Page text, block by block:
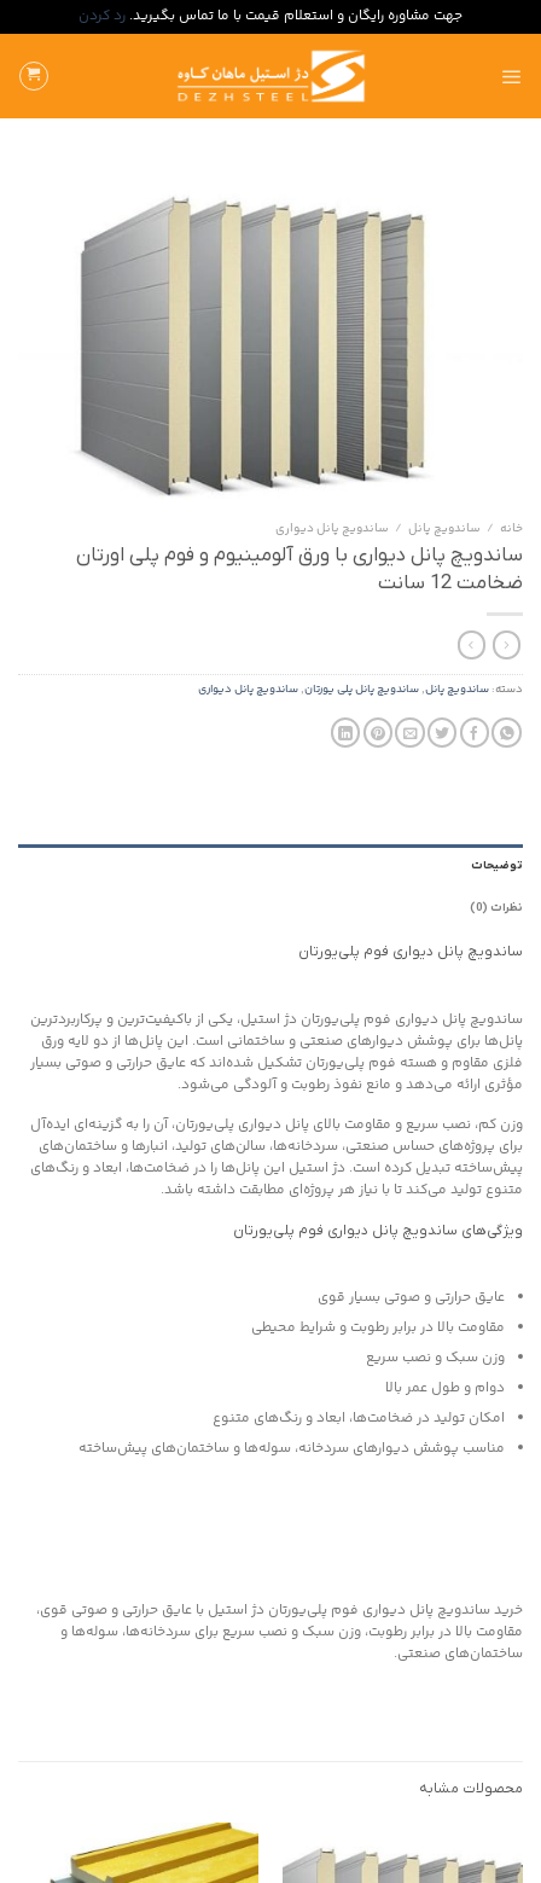
جهت مشاوره رایگان و استعلام قیمت با ما تماس بگیرید. رد کردن
محتوا
بروید
خانه / ساندویچ پانل / ساندویچ پانل دیواری
ساندویچ پانل دیواری با ورق آلومینیوم و فوم پلی اورتان
ضخامت 12 سانت
دسته: ساندویچ پانل, ساندویچ پانل پلی یورتان, ساندویچ پانل دیواری
توضیحات
نظرات (0)
ساندویچ پانل دیواری فوم پلی‌یورتان
ساندویچ پانل دیواری فوم پلی‌یورتان دژ استیل، یکی از باکیفیت‌ترین و پرکاربردترین
پانل‌ها برای پوشش دیوارهای صنعتی و ساختمانی است. این پانل‌ها از دو لایه ورق
فلزی مقاوم و هسته فوم پلی‌یورتان تشکیل شده‌اند که عایق حرارتی و صوتی بسیار
مؤثری ارائه می‌دهد و مانع نفوذ رطوبت و آلودگی می‌شود.
وزن کم، نصب سریع و مقاومت بالای پانل دیواری پلی‌یورتان، آن را به گزینه‌ای ایده‌آل
برای پروژه‌های حساس صنعتی، سردخانه‌ها، سالن‌های تولید، انبارها و ساختمان‌های
پیش‌ساخته تبدیل کرده است. دژ استیل این پانل‌ها را در ضخامت‌ها، ابعاد و رنگ‌های
متنوع تولید می‌کند تا با نیاز هر پروژه‌ای مطابقت داشته باشد.
ویژگی‌های ساندویچ پانل دیواری فوم پلی‌یورتان
عایق حرارتی و صوتی بسیار قوی
مقاومت بالا در برابر رطوبت و شرایط محیطی
وزن سبک و نصب سریع
دوام و طول عمر بالا
امکان تولید در ضخامت‌ها، ابعاد و رنگ‌های متنوع
مناسب پوشش دیوارهای سردخانه، سوله‌ها و ساختمان‌های پیش‌ساخته
خرید ساندویچ پانل دیواری فوم پلی‌یورتان دژ استیل با عایق حرارتی و صوتی قوی،
مقاومت بالا در برابر رطوبت، وزن سبک و نصب سریع برای سردخانه‌ها، سوله‌ها و
ساختمان‌های صنعتی.
محصولات مشابه